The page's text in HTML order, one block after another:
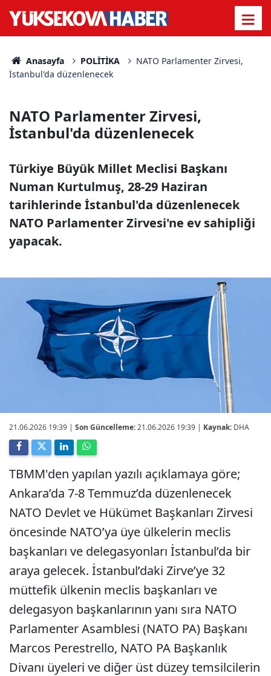
Anasayfa POLİTİKA
NATO Parlamenter Zirvesi,
İstanbul'da düzenlenecek
NATO Parlamenter Zirvesi,
İstanbul'da düzenlenecek
Türkiye Büyük Millet Meclisi Başkanı
Numan Kurtulmuş, 28-29 Haziran
tarihlerinde İstanbul'da düzenlenecek
NATO Parlamenter Zirvesi'ne ev sahipliği
yapacak.
21.06.2026 19:39 | Son Güncelleme:21.06.2026 19:39 | Kaynak: DHA
TBMM'den yapılan yazılı açıklamaya göre;
Ankara’da 7-8 Temmuz’da düzenlenecek
NATO Devlet ve Hükümet Başkanları Zirvesi
öncesinde NATO’ya üye ülkelerin meclis
başkanları ve delegasyonları İstanbul’da bir
araya gelecek. İstanbul’daki Zirve’ye 32
müttefik ülkenin meclis başkanları ve
delegasyon başkanlarının yanı sıra NATO
Parlamenter Asamblesi (NATO PA) Başkanı
Marcos Perestrello, NATO PA Başkanlık
Divanı üyeleri ve diğer üst düzey temsilcilerin